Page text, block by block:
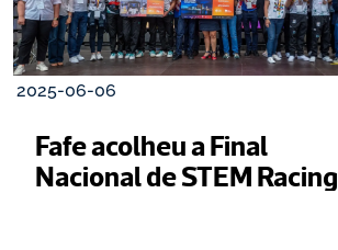
2025-06-06
Fafe acolheu a Final
Nacional de STEM Racing